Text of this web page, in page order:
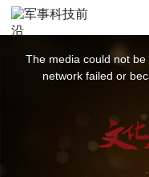
The media could not
network failed or